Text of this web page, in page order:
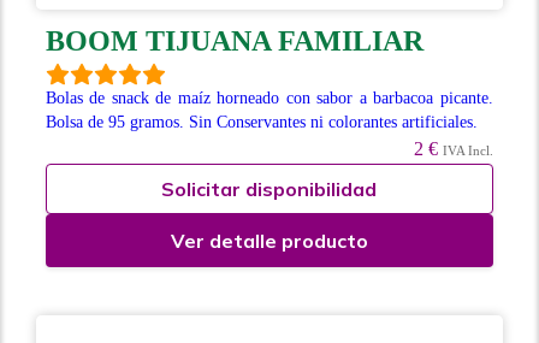
BOOM TIJUANA FAMILIAR
Bolas de snack de maíz horneado con sabor a barbacoa picante.
Bolsa de 95 gramos. Sin Conservantes ni colorantes artificiales.
2 € IVA Incl.
Solicitar disponibilidad
Ver detalle producto